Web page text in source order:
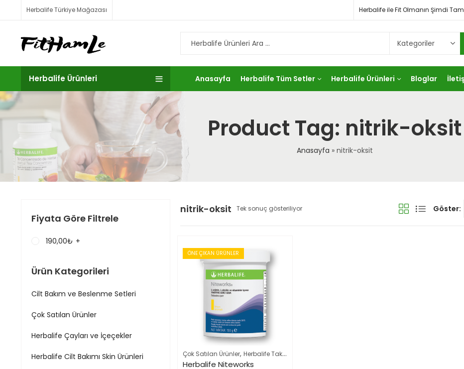
Herbalife Türkiye Mağazası Herbalife ile Fit Olmanın Şimdi
Herbalife Ürünleri Anasayfa Herbalife Tüm Setler Herbalife Ürünleri Bloglar
Product Tag: nitrik-oksit
Anasayfa » nitrik-oksit
nitrik-oksit Tek sonuç gösteriliyor Göster:
ÖNE ÇIKAN ÜRÜNLER
Çok Satılan Ürünler, Herbalife Takviye Edici Gıdalar
Herbalife Niteworks
Fiyata Göre Filtrele
190,00₺ +
Ürün Kategorileri
Cilt Bakım ve Beslenme Setleri
Çok Satılan Ürünler
Herbalife Çayları ve İçeçekler
Herbalife Cilt Bakımı Skin Ürünleri